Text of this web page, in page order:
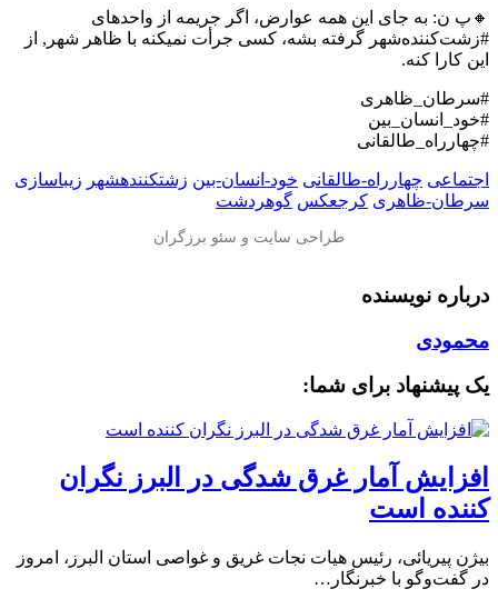
🔸پ ن: به جای این همه عوارض، اگر جریمه از واحد‌های
#زشت‌کننده‌شهر گرفته بشه، کسی جرأت نمیکنه با ظاهر شهر, از
این کارا کنه.
#سرطان_ظاهری
#خود_انسان_بین
#چهارراه_طالقانی
اجتماعی چهارراه-طالقانی خود-انسان-بین زشتکنندهشهر زیباسازی
سرطان-ظاهری کرجعکس گوهردشت
درباره نویسنده
محمودی
یک پیشنهاد برای شما:
افزایش آمار غرق شدگی در البرز نگران
کننده است
بیژن پیریائی، رئیس هیات نجات غریق و غواصی استان البرز، امروز
در گفت‌وگو با خبرنگار…